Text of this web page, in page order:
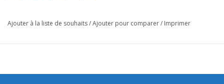
Ajouter à la liste de souhaits/Ajouter pour comparer/ Imprimer